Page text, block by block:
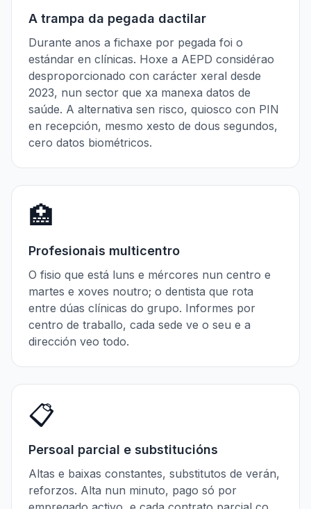
A trampa da pegada dactilar
Durante anos a fichaxe por pegada foi o
estándar en clínicas. Hoxe a AEPD considérao
desproporcionado con carácter xeral desde
2023, nun sector que xa manexa datos de
saúde. A alternativa sen risco, quiosco con PIN
en recepción, mesmo xesto de dous segundos,
cero datos biométricos.
🏥
Profesionais multicentro
O fisio que está luns e mércores nun centro e
martes e xoves noutro; o dentista que rota
entre dúas clínicas do grupo. Informes por
centro de traballo, cada sede ve o seu e a
dirección veo todo.
📋
Persoal parcial e substitucións
Altas e baixas constantes, substitutos de verán,
reforzos. Alta nun minuto, pago só por